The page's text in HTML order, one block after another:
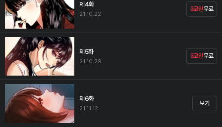
제4화
21.10.22
3코인무료
제5화
21.10.29
3코인무료
제6화
21.11.12
보기